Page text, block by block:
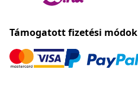
Támogatott fizetési módok